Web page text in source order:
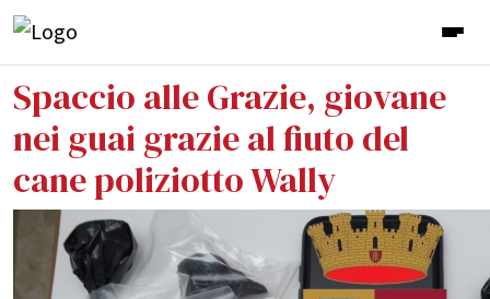
Spaccio alle Grazie, giovane
nei guai grazie al fiuto del
cane poliziotto Wally